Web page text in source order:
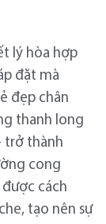
lý hòa hợp
đặt mà
đẹp chân
thanh long
trở thành
cong
cách
tạo nên sự